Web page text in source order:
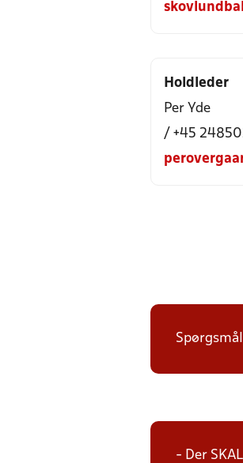
Holdleder
Per Yde
/ +45
- Der